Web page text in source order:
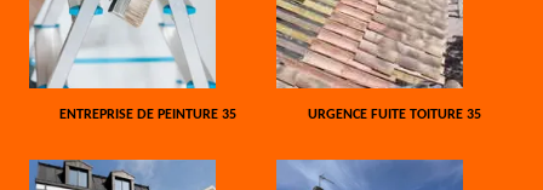
ENTREPRISE DE PEINTURE 35 URGENCE FUITE TOITURE 35